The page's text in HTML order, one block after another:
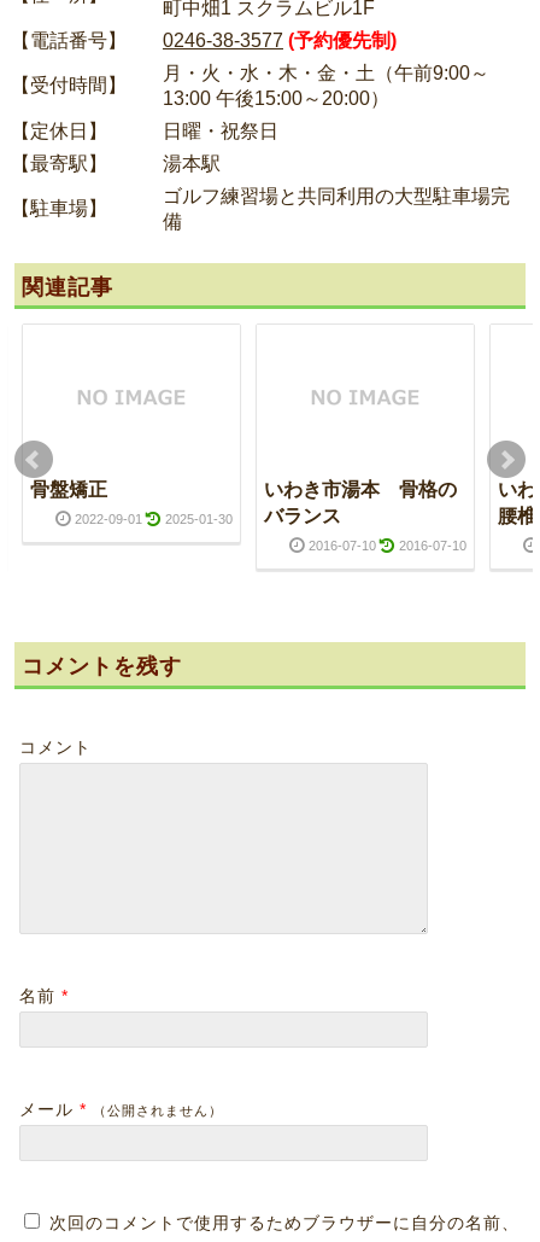
町中畑1 スクラムビル1F
【電話番号】
0246-38-3577 (予約優先制)
【受付時間】
月・火・水・木・金・土（午前9:00～
13:00 午後15:00～20:00）
【定休日】
日曜・祝祭日
【最寄駅】
湯本駅
【駐車場】
ゴルフ練習場と共同利用の大型駐車場完
備
関連記事
骨盤矯正
2022-09-01 2025-01-30
いわき市湯本 骨格の
バランス
2016-07-10 2016-07-10
い
腰
コメントを残す
コメント
名前 *
メール * （公開されません）
次回のコメントで使用するためブラウザーに自分の名前、